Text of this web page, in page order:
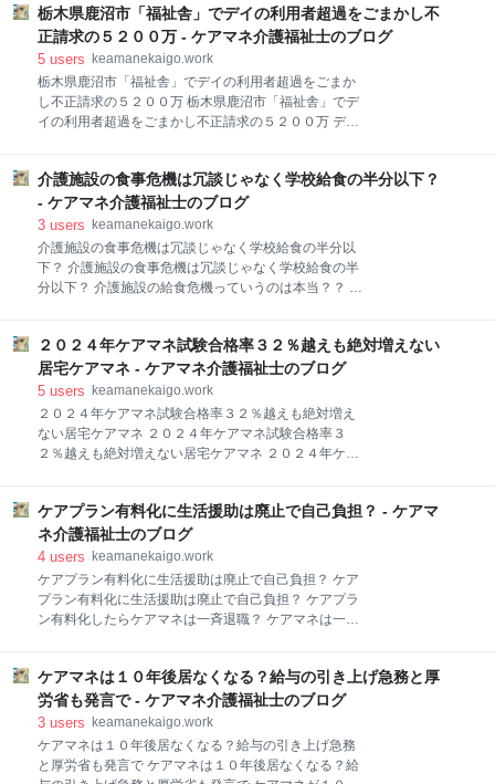
嶺となりそうだ。【Joint編集部】 今年は次の2027年
度の介護保険改正に向けた議論が本格化する。論点の
中には、居宅介護支援で一定
いだろ！ 研修長すぎだろ！ 研修費用高いよ！！ 主任
ケアマネになると研修は２倍だぞ！ 研修内容があり得
ない！ 「家族が仕事と生活を両立できるよう心身リフ
レッシュのためにショートステイ利用もオッケー。旅
行？ライブ？推し活？行ってきなよ？」 ケアマネ協会
会長も手放しで更新制度廃止は出来ない… ケアマネ協
る更新研修廃止論は、専門職として無責任」 条件その
③研修の金銭面の負担「自治体が積極支援を」 条件そ
の④「再研修、より柔軟な受講を可能にすべき」 【公
式
栃木県鹿沼市「福祉舎」でデイの利用者超過をごまかし不
正請求の５２００万 - ケアマネ介護福祉士のブログ
5 users
keamanekaigo.work
栃木県鹿沼市「福祉舎」でデイの利用者超過をごまか
し不正請求の５２００万 栃木県鹿沼市「福祉舎」でデ
イの利用者超過をごまかし不正請求の５２００万 デイ
に… 管理者の途中交代で… もちろん意図的に行った可
能性も… 不正をしても全然痛くない 【公式】ケアマネ
介護福祉士的にサ高住をもっと取り締まればいいと思
うよ…。 最近めちゃめちゃ不正とかグレーとか多いじ
ゃん？ 【公式】ケアマネ介護福祉士の日常 ココからは
ブログのお知らせ⇓⇓ 栃木県は２２日、不正に介護報
を行ったと発表しました。 処分により福祉舎が運営す
るデイサービスの事業所は２月からの６カ月間、新規
の利用者の受け入れを停止します。 県によりますと事
業
介護施設の食事危機は冗談じゃなく学校給食の半分以下？
- ケアマネ介護福祉士のブログ
3 users
keamanekaigo.work
介護施設の食事危機は冗談じゃなく学校給食の半分以
下？ 介護施設の食事危機は冗談じゃなく学校給食の半
分以下？ 介護施設の給食危機っていうのは本当？？ す
ど… もう子供ですら満足なものを食べられていない こ
どもがまともなもの食べられないのに高齢者がご馳走
食べれないよね？ 【公式】ケアマネ介護福祉士的にホ
ント経済的にどこもつらいなあ… もう介護分野どうの
こうのじゃないな… ケアマネ不足も間違いなく目の
前… 【公式】ケアマネ介護福祉士の日常 ココからはブ
に伴う“給食危機”への対策を強く訴えている。【Joint
編集部】 今月8日に厚生労働省へ要望書を提出。食費
の基準費用額の速やかな引き上げ、賃金・物価スライ
２０２４年ケアマネ試験合格率３２％越えも絶対増えない
居宅ケアマネ - ケアマネ介護福祉士のブログ
5 users
keamanekaigo.work
２０２４年ケアマネ試験合格率３２％越えも絶対増え
ない居宅ケアマネ ２０２４年ケアマネ試験合格率３
２％越えも絶対増えない居宅ケアマネ ２０２４年ケア
ケアマネより介護職のほうが給料高い ケアマネの上限
件数はどんどん引き上げられている ケアマネの平均年
齢は５０歳を超えている… ケアマネの給料は事業所に
どのくらい依頼したか勝負 【公式】ケアマネ介護福祉
士的にケアマネは増えない いっそＡＩに任せた方が介
護給付費削減できる可能性もあるしね… ケアマネがい
10月13日に実施された今年度の介護支援専門員実務研
修受講試験（第27回）の結果が、厚生労働省の公式サ
イトで正式に発表された。【Joint編集部】 今
ケアプラン有料化に生活援助は廃止で自己負担？ - ケアマ
ネ介護福祉士のブログ
4 users
keamanekaigo.work
ケアプラン有料化に生活援助は廃止で自己負担？ ケア
プラン有料化に生活援助は廃止で自己負担？ ケアプラ
ン有料化したらケアマネは一斉退職？ ケアマネは一斉
活援助は事実上廃止 すでに生活援助を受ける事業所は
少ない ヘルパーの敷居も上がる 【公式】ケアマネ介護
福祉士的に毎年話し合われているけど… この防波堤は
崩れない… 【公式】ケアマネ介護福祉士の日常 【公
式】ケアマネ介護福祉士の裏目標 【公式】ケアマネ介
護福祉士の裏の裏目標 ココからはブログのお知らせ
ケアマネは１０年後居なくなる？給与の引き上げ急務と厚
労省も発言で - ケアマネ介護福祉士のブログ
3 users
keamanekaigo.work
ケアマネは１０年後居なくなる？給与の引き上げ急務
と厚労省も発言で ケアマネは１０年後居なくなる？給